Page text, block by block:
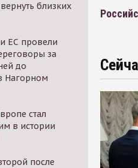
близких
ЕС провели
за
до
Нагорном
стал
в истории
после